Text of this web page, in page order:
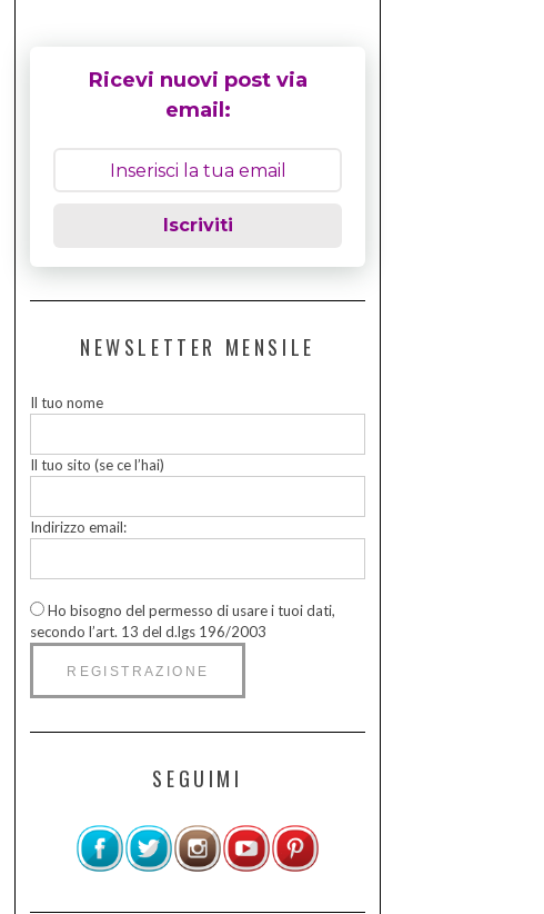
Ricevi nuovi post via
email:
Iscriviti
NEWSLETTER MENSILE
Il tuo nome
Il tuo sito (se ce l’hai)
Indirizzo email:
Ho bisogno del permesso di usare i tuoi dati,
secondo l’art. 13 del d.lgs 196/2003
SEGUIMI